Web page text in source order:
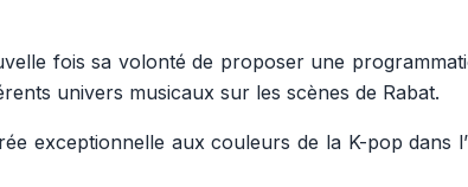
fois sa volonté de proposer une
univers musicaux sur les scènes de Rabat.
exceptionnelle aux couleurs de la K-pop dans